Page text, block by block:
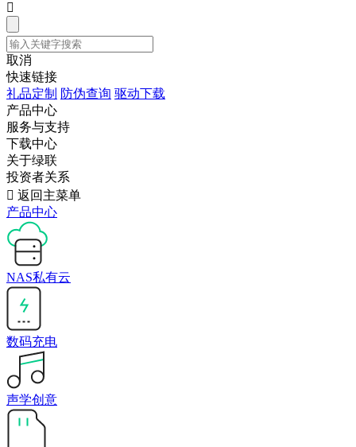

取消
快速链接
礼品定制 防伪查询 驱动下载
产品中心
服务与支持
下载中心
关于绿联
投资者关系
 返回主菜单
产品中心
NAS私有云
数码充电
声学创意